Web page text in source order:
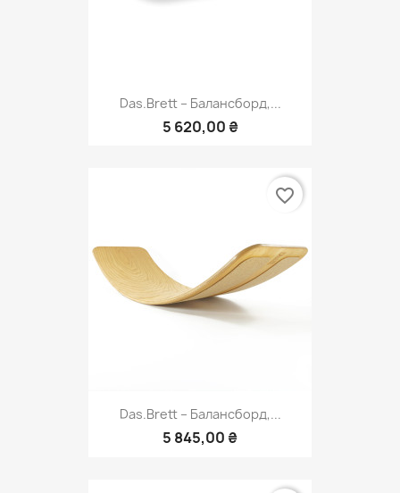
Das.Brett – Балансборд,...
5 620,00 ₴
Das.Brett – Балансборд,...
5 845,00 ₴
favorite_border